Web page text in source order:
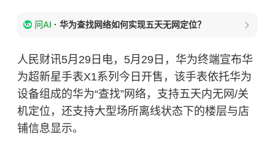
问AI · 华为查找网络如何实现五天无网定位？
人民财讯5月29日电，5月29日，华为终端宣布华
为超新星手表X1系列今日开售，该手表依托华为
设备组成的华为“查找”网络，支持五天内无网/关
机定位，还支持大型场所离线状态下的楼层与店
铺信息显示。